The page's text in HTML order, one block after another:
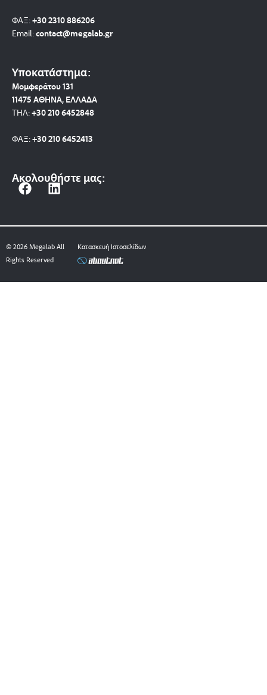
ΦΑΞ:+30 2310 886206
Email:contact@megalab.gr
Υποκατάστημα:
Μομφεράτου 131
11475 ΑΘΗΝΑ, ΕΛΛΑΔΑ
ΤΗΛ:+30 210 6452848
ΦΑΞ:+30 210 6452413
Ακολουθήστε μας:
F
e
b
o
k
L
k
e
d
n
© 2026 Megalab All
Rights Reserved
Κατασκευή Ιστοσελίδων